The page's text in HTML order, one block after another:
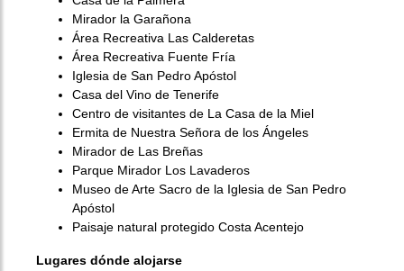
Mirador la Garañona
Área Recreativa Las Calderetas
Área Recreativa Fuente Fría
Iglesia de San Pedro Apóstol
Casa del Vino de Tenerife
Centro de visitantes de La Casa de la Miel
Ermita de Nuestra Señora de los Ángeles
Mirador de Las Breñas
Parque Mirador Los Lavaderos
Museo de Arte Sacro de la Iglesia de San Pedro
Apóstol
Paisaje natural protegido Costa Acentejo
Lugares dónde alojarse